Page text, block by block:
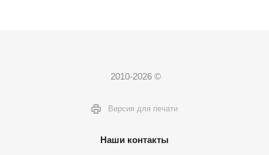
2010-2026 ©
Версия для печати
Наши контакты